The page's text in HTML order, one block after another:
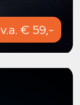
v.a. € 59,-